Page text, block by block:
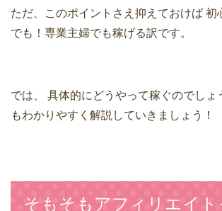
ただ、このポイントさえ抑えておけば 初
でも！専業主婦でも稼げる訳です。
では、 具体的にどうやって稼ぐのでしょ
もわかりやすく解説していきましょう！
そもそもアフィリエイト